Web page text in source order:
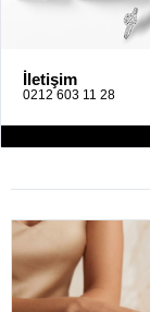
İletişim
0212 603 11 28